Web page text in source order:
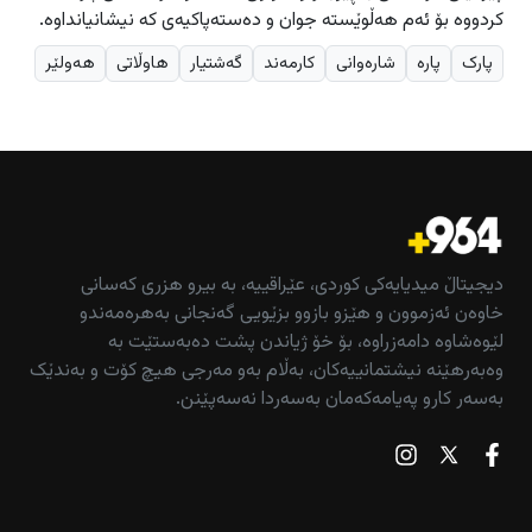
کردووە بۆ ئەم هەڵوێستە جوان و دەستەپاکیەی کە نیشانیانداوە.
پارک پارە شارەوانی کارمەند گەشتیار هاوڵاتی هەولێر
دیجیتاڵ میدیایەکی کوردی، عێراقییە، بە بیرو هزری کەسانی
خاوەن ئەزموون و هێزو بازوو بزێویی گەنجانی بەهرەمەندو
لێوەشاوە دامەزراوە، بۆ خۆ ژیاندن پشت دەبەستێت بە
وەبەرهێنە نیشتمانییەکان، بەڵام بەو مەرجی هیچ کۆت و بەندێک
بەسەر کارو پەیامەکەمان بەسەردا نەسەپێنن.